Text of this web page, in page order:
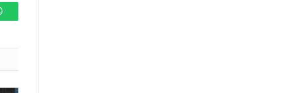
WhatsApp